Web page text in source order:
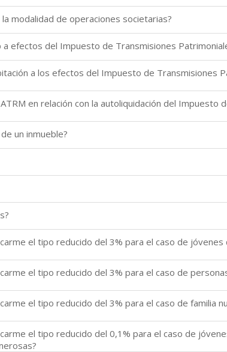
modalidad de operaciones societarias?
efectos del Impuesto de Transmisiones
a los efectos del Impuesto de Transmisiones
en relación con la autoliquidación del Impuesto
un inmueble?
el tipo reducido del 3% para el caso de
el tipo reducido del 3% para el caso de
el tipo reducido del 3% para el caso de familia
el tipo reducido del 0,1% para el caso de